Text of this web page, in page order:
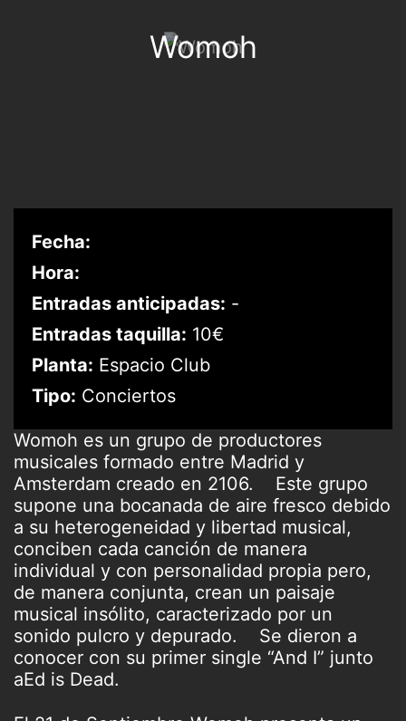
Womoh
Fecha:
Hora:
Entradas anticipadas: -
Entradas taquilla: 10€
Planta: Espacio Club
Tipo: Conciertos
Womoh es un grupo de productores
musicales formado entre Madrid y
Amsterdam creado en 2106. Este grupo
supone una bocanada de aire fresco debido
a su heterogeneidad y libertad musical,
conciben cada canción de manera
individual y con personalidad propia pero,
de manera conjunta, crean un paisaje
musical insólito, caracterizado por un
sonido pulcro y depurado. Se dieron a
conocer con su primer single “And I” junto
aEd is Dead.